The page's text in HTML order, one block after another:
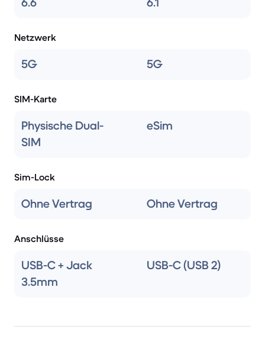
Netzwerk
5G 5G
SIM-Karte
Physische Dual-
SIM
eSim
Sim-Lock
Ohne Vertrag Ohne Vertrag
Anschlüsse
USB-C + Jack
3.5mm
USB-C (USB 2)